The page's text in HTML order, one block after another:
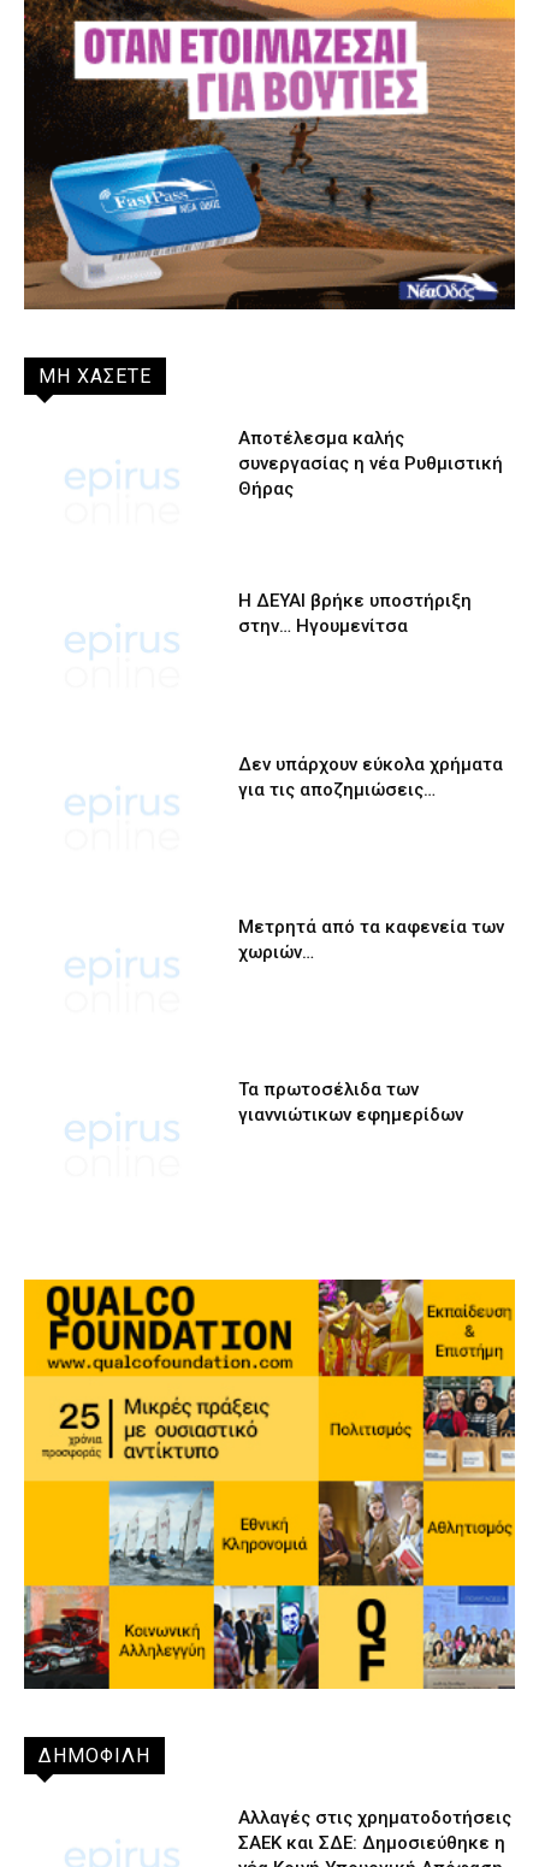
ΜΗ ΧΑΣΕΤΕ
Αποτέλεσμα καλής
συνεργασίας η νέα Ρυθμιστική
Θήρας
Η ΔΕΥΑΙ βρήκε υποστήριξη
στην… Ηγουμενίτσα
Δεν υπάρχουν εύκολα χρήματα
για τις αποζημιώσεις…
Μετρητά από τα καφενεία των
χωριών…
Τα πρωτοσέλιδα των
γιαννιώτικων εφημερίδων
ΔΗΜΟΦΙΛΗ
Αλλαγές στις χρηματοδοτήσεις
ΣΑΕΚ και ΣΔΕ: Δημοσιεύθηκε η